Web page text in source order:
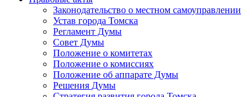
Законодательство о местном самоуправлении
Устав города Томска
Регламент Думы
Совет Думы
Положение о комитетах
Положение о комиссиях
Положение об аппарате Думы
Решения Думы